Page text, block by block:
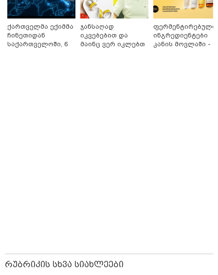
ბრალს წამიყენებს" - ცოტნე მირცხულავა
ქართველმა ექიმმა
ჩინეთიდან
საქართველოში, 6
ჯანსაღად
იკვებებით და
მაინც ვერ იკლებთ
ფერმენტირებული
ინგრედიენტები
კანის მოვლაში -
რუბრიკის სხვა სიახლეები